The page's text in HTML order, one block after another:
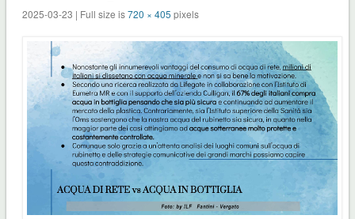
2025-03-23 | Full size is720 × 405 pixels